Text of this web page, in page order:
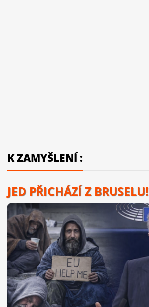
K ZAMYŠLENÍ :
JED PŘICHÁZÍ Z BRUSELU!